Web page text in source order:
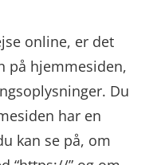
online, er det
på hjemmesiden,
Du
har en
kan se på, om